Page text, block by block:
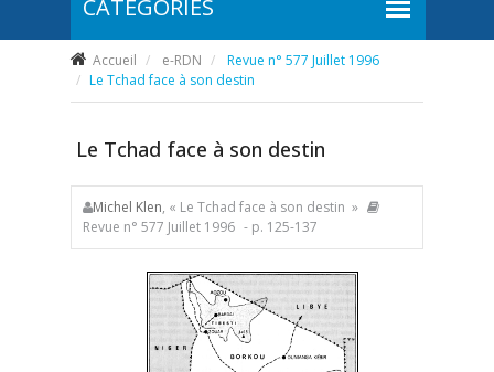
Accueil e-RDN
Revue n° 577 Juillet 1996
Le Tchad face à son destin
Le Tchad face à son destin
Michel Klen, « Le Tchad face à son destin »
Revue n° 577 Juillet 1996 - p. 125-137